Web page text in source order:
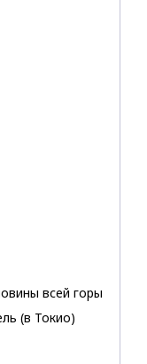
всей горы
(в Токио)